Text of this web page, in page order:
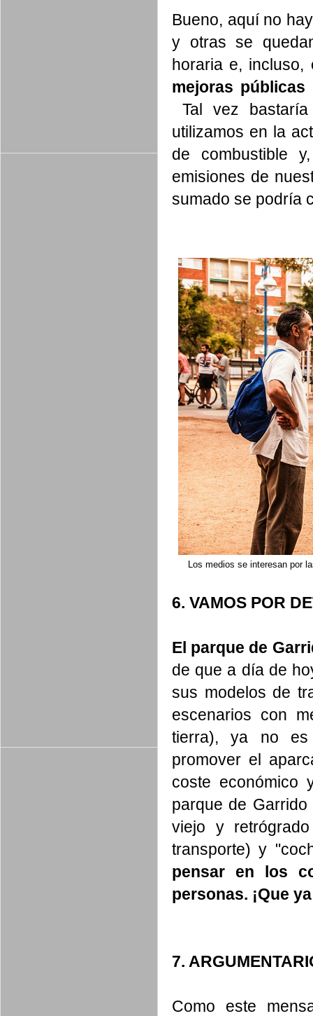
Bueno, aquí no
y otras se
horaria e, incluso,
mejoras
Tal vez
utilizamos en la
de combustible
emisiones de
sumado se podría
Los medios se interesan por
6. VAMOS POR
El parque de
de que a día de
sus modelos de
escenarios con
tierra), ya no es
promover el
coste
parque de
viejo y
transporte) y
pensar en los
personas. ¡Que
7.
Como este